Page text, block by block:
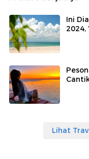
Ini
2024,
Lihat